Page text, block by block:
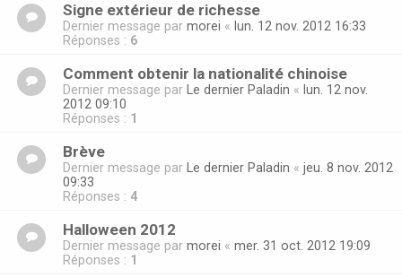
Signe extérieur de richesse
Dernier message par morei « lun. 12 nov. 2012 16:33
Réponses : 6
Comment obtenir la nationalité chinoise
Dernier message par Le dernier Paladin « lun. 12 nov.
2012 09:10
Réponses : 1
Brève
Dernier message par Le dernier Paladin « jeu. 8 nov. 2012
09:33
Réponses : 4
Halloween 2012
Dernier message par morei « mer. 31 oct. 2012 19:09
Réponses : 1